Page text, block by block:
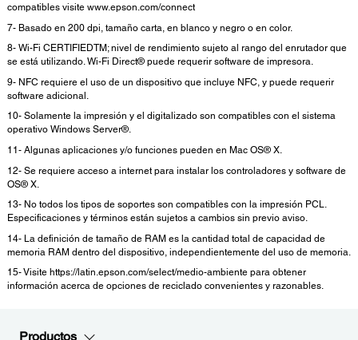
compatibles visite www.epson.com/connect
7- Basado en 200 dpi, tamaño carta, en blanco y negro o en color.
8- Wi-Fi CERTIFIEDTM; nivel de rendimiento sujeto al rango del enrutador que
se está utilizando. Wi-Fi Direct® puede requerir software de impresora.
9- NFC requiere el uso de un dispositivo que incluye NFC, y puede requerir
software adicional.
10- Solamente la impresión y el digitalizado son compatibles con el sistema
operativo Windows Server®.
11- Algunas aplicaciones y/o funciones pueden en Mac OS® X.
12- Se requiere acceso a internet para instalar los controladores y software de
OS® X.
13- No todos los tipos de soportes son compatibles con la impresión PCL.
Especificaciones y términos están sujetos a cambios sin previo aviso.
14- La definición de tamaño de RAM es la cantidad total de capacidad de
memoria RAM dentro del dispositivo, independientemente del uso de memoria.
15- Visite https://latin.epson.com/select/medio-ambiente para obtener
información acerca de opciones de reciclado convenientes y razonables.
Productos